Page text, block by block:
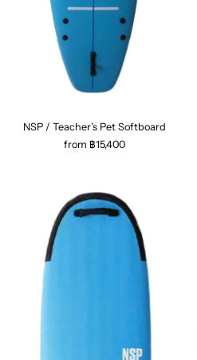
NSP / Teacher’s Pet Softboard
from ฿15,400